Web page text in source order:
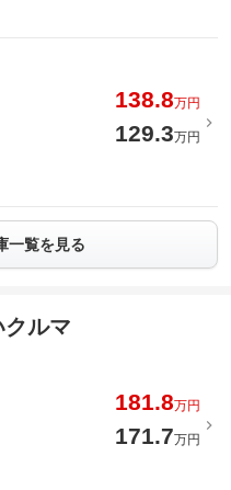
138.8万円
129.3万円
一覧を見る
ルマ
181.8万円
171.7万円